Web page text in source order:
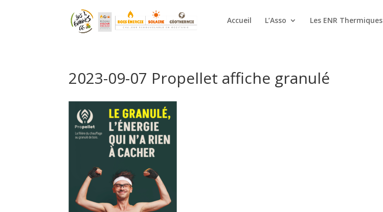
Accueil L’Asso Les ENR Thermiques
2023-09-07 Propellet affiche granulé